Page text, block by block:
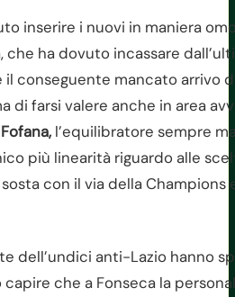
inserire i nuovi in maniera
che ha dovuto incassare
il conseguente mancato arrivo
di farsi valere anche in area
Fofana, l’equilibratore sempre
più linearità riguardo alle
con il via della
dell’undici anti-Lazio hanno
che a Fonseca la